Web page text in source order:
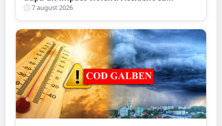
implicarea unei mașini din Satu Mare
7 august 2026